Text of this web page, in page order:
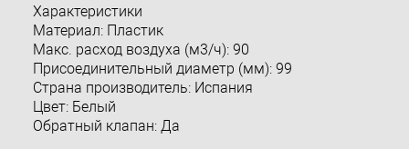
Характеристики
Материал: Пластик
Макс. расход воздуха (м3/ч): 90
Присоединительный диаметр (мм): 99
Страна производитель: Испания
Цвет: Белый
Обратный клапан: Да